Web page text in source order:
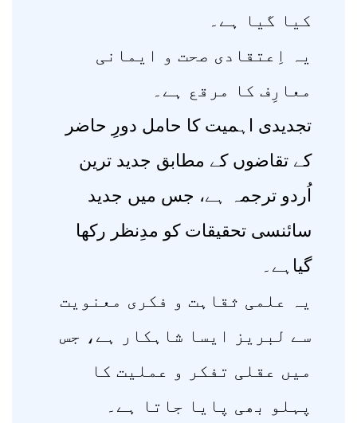
کیا گیا ہے۔
یہ اِعتقادی صحت و ایمانی
معارِف کا مرقع ہے۔
تجدیدی اہمیت کا حامل دورِ حاضر
کے تقاضوں کے مطابق جدید ترین
اُردو ترجمہ ہے، جس میں جدید
سائنسی تحقیقات کو مدِنظر رکھا
گیاہے۔
یہ علمی ثقاہت و فکری معنویت
سے لبریز ایسا شاہکار ہے، جس
میں عقلی تفکر و عملیت کا
پہلو بھی پایا جاتا ہے۔